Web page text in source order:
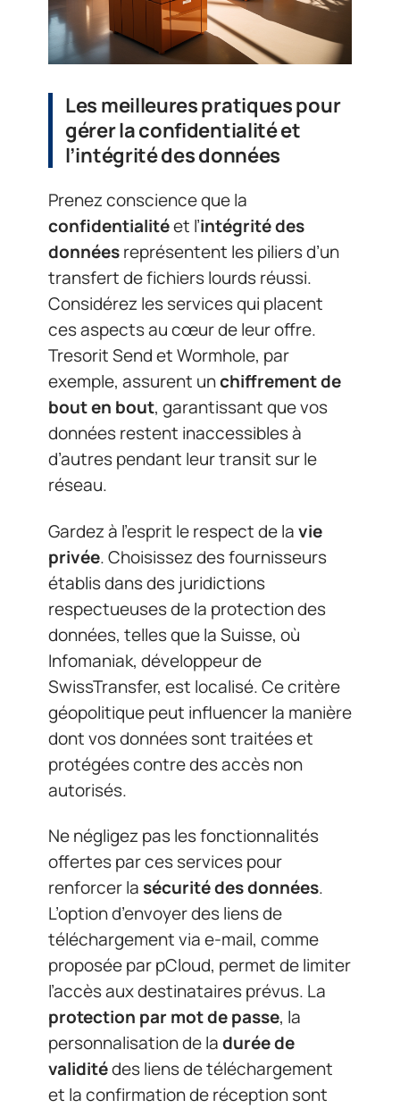
Les meilleures pratiques pour
gérer la confidentialité et
l’intégrité des données
Prenez conscience que la
confidentialitéet l’intégrité des
donnéesreprésentent les piliers d’un
transfert de fichiers lourds réussi.
Considérez les services qui placent
ces aspects au cœur de leur offre.
Tresorit Send et Wormhole, par
exemple, assurent unchiffrement de
bout en bout, garantissant que vos
données restent inaccessibles à
d’autres pendant leur transit sur le
réseau.
Gardez à l’esprit le respect de lavie
privée. Choisissez des fournisseurs
établis dans des juridictions
respectueuses de la protection des
données, telles que la Suisse, où
Infomaniak, développeur de
SwissTransfer, est localisé. Ce critère
géopolitique peut influencer la manière
dont vos données sont traitées et
protégées contre des accès non
autorisés.
Ne négligez pas les fonctionnalités
offertes par ces services pour
renforcer la sécurité des données.
L’option d’envoyer des liens de
téléchargement via e-mail, comme
proposée par pCloud, permet de limiter
l’accès aux destinataires prévus. La
protection par mot de passe, la
personnalisation de ladurée de
validitédes liens de téléchargement
et la confirmation de réception sont